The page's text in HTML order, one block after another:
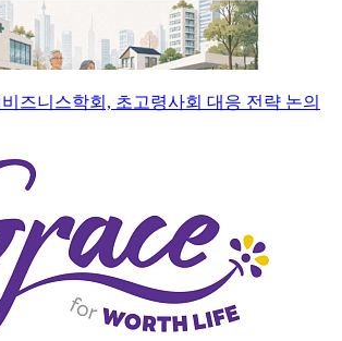
즈니스학회, 초고령사회 대응 전략 논의